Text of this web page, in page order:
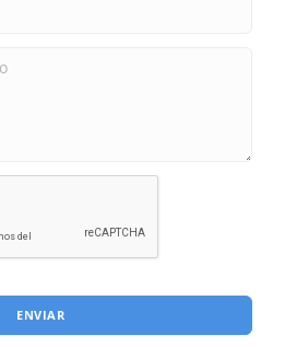
ENVIAR